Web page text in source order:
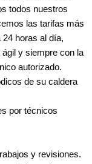
todos nuestros
las tarifas más
horas al día,
y siempre con la
autorizado.
de su caldera
por técnicos
y revisiones.